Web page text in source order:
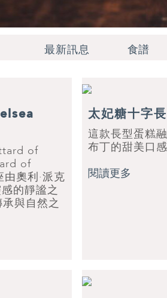
最新訊息 食譜
of
of
奧利·派克
的靜謐之
與自然之
太妃糖十字
這款長型蛋糕
布丁的甜美口感
閱讀更多